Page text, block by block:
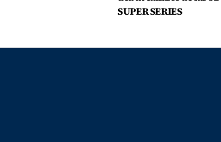
SUPER SERIES